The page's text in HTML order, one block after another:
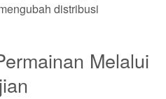
distribusi
Melalui